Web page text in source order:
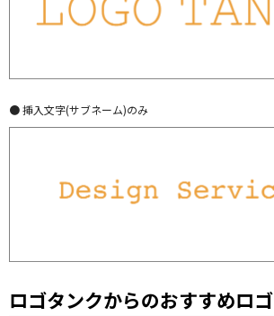
● 挿入文字(サブネーム)のみ
ロゴタンクからのおすすめロゴ